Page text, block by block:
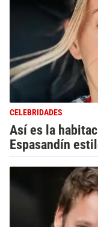
CELEBRIDADES
Así es la
Espasandín